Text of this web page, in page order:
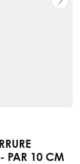
PAR 10 CM